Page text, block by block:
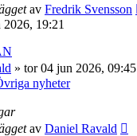
av Fredrik Svensson
19:21
» tor 04 jun 2026, 09:45
nyheter
av Daniel Ravald